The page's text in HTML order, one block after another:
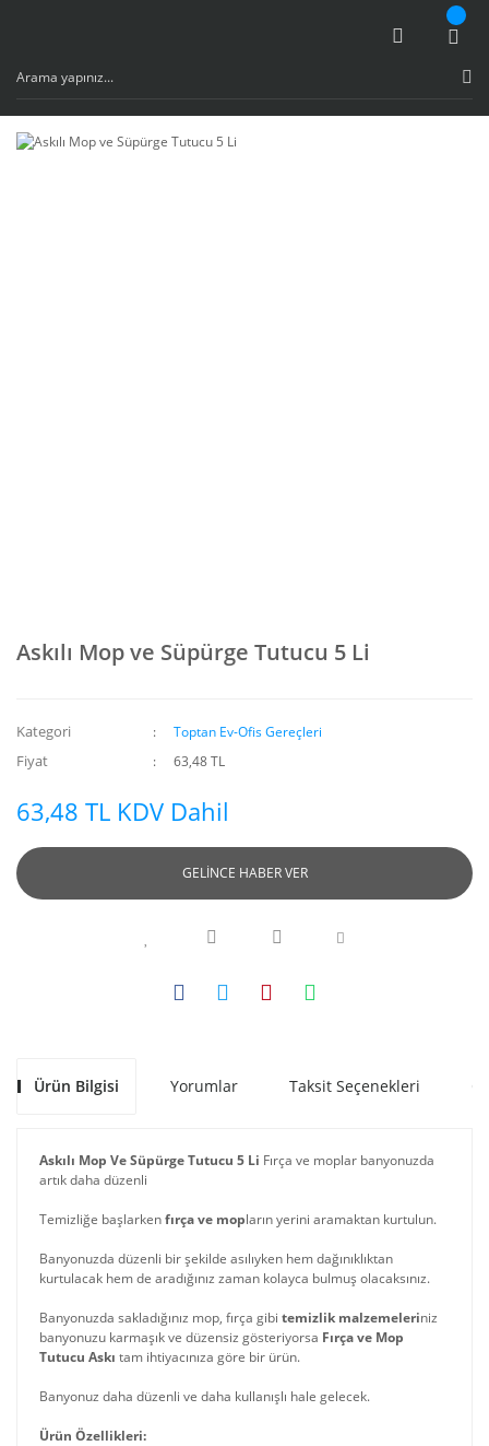
Askılı Mop ve Süpürge Tutucu 5 Li
Kategori Toptan Ev-Ofis Gereçleri
Fiyat 63,48 TL
63,48 TL KDV Dahil
GELİNCE HABER VER
Ürün Bilgisi Yorumlar Taksit Seçenekleri
Askılı Mop Ve Süpürge Tutucu 5 Li Fırça ve moplar banyonuzda
artık daha düzenli
Temizliğe başlarkenfırça ve mopların yerini aramaktan kurtulun.
Banyonuzda düzenli bir şekilde asılıyken hem dağınıklıktan
kurtulacak hem de aradığınız zaman kolayca bulmuş olacaksınız.
Banyonuzda sakladığınız mop, fırça gibi temizlik malzemeleriniz
banyonuzu karmaşık ve düzensiz gösteriyorsa Fırça ve Mop
Tutucu Askı tam ihtiyacınıza göre bir ürün.
Banyonuz daha düzenli ve daha kullanışlı hale gelecek.
Ürün Özellikleri: